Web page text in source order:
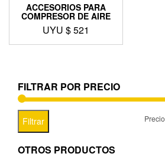
ACCESORIOS PARA
COMPRESOR DE AIRE
UYU $521
FILTRAR POR PRECIO
Filtrar
OTROS PRODUCTOS